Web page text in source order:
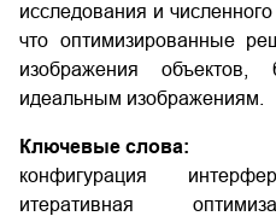
исследования и
что оптимизированные
изображения
идеальным изображениям.
Ключевые слова:
конфигурация
итеративная